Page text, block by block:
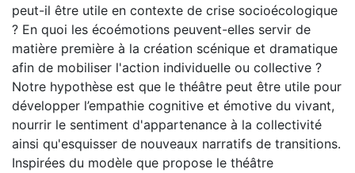
peut-il être utile en contexte de crise socioécologique
? En quoi les écoémotions peuvent-elles servir de
matière première à la création scénique et dramatique
afin de mobiliser l'action individuelle ou collective ?
Notre hypothèse est que le théâtre peut être utile pour
développer l’empathie cognitive et émotive du vivant,
nourrir le sentiment d'appartenance à la collectivité
ainsi qu'esquisser de nouveaux narratifs de transitions.
Inspirées du modèle que propose le théâtre